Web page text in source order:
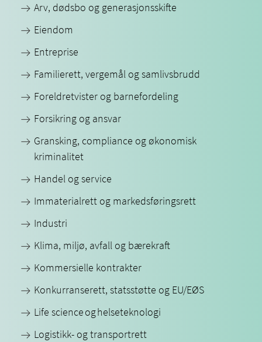
Arv, dødsbo og generasjonsskifte
Eiendom
Entreprise
Familierett, vergemål og samlivsbrudd
Foreldretvister og barnefordeling
Forsikring og ansvar
Gransking, compliance og økonomisk
kriminalitet
Handel og service
Immaterialrett og markedsføringsrett
Industri
Klima, miljø, avfall og bærekraft
Kommersielle kontrakter
Konkurranserett, statsstøtte og EU/EØS
Life science og helseteknologi
Logistikk- og transportrett